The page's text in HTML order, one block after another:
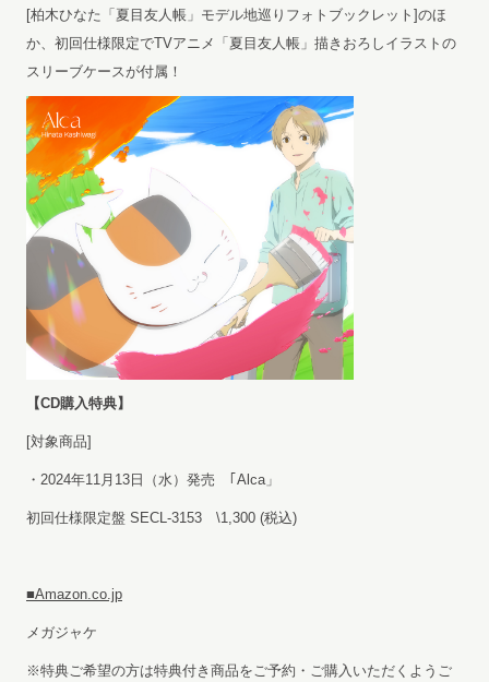
[柏木ひなた「夏目友人帳」モデル地巡りフォトブックレット]のほ
か、初回仕様限定でTVアニメ「夏目友人帳」描きおろしイラストの
スリーブケースが付属！
【CD購入特典】
[対象商品]
・2024年11月13日（水）発売 ｢Alca」
初回仕様限定盤 SECL-3153 \1,300 (税込)
■Amazon.co.jp
メガジャケ
※特典ご希望の方は特典付き商品をご予約・ご購入いただくようご